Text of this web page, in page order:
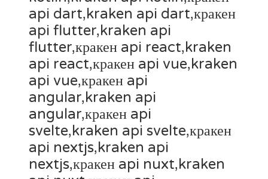
api dart,kraken api dart,кракен
api flutter,kraken api
flutter,кракен api react,kraken
api react,кракен api vue,kraken
api vue,кракен api
angular,kraken api
angular,кракен api
svelte,kraken api svelte,кракен
api nextjs,kraken api
nextjs,кракен api nuxt,kraken